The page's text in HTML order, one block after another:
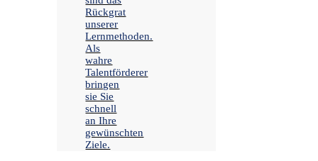
Rückgrat
unserer
Lernmethoden.
Als
wahre
Talentförderer
bringen
sie Sie
schnell
an Ihre
gewünschten
Ziele.